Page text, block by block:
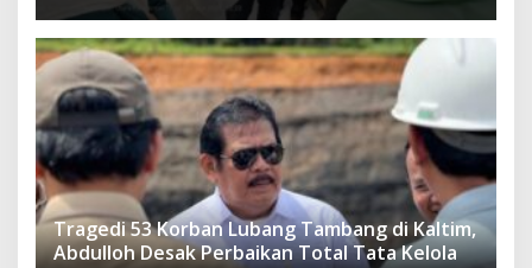
Tragedi 53 Korban Lubang Tambang di Kaltim,
Abdulloh Desak Perbaikan Total Tata Kelola